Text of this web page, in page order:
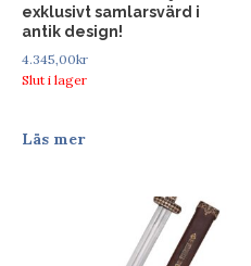
exklusivt samlarsvärd i
antik design!
4.345,00kr
Slut i lager
Läs mer